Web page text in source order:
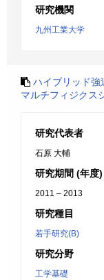
研究機関
九州工業大学
ハイブリッド強
マルチフィジクス
研究代表者
石原 大輔
研究期間 (年度)
2011 – 2013
研究種目
若手研究(B)
研究分野
工学基礎